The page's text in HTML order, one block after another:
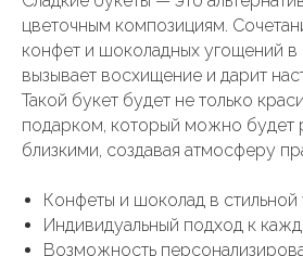
цветочным композициям.
конфет и шоколадных угощений в
вызывает восхищение и дарит
Такой букет будет не только
подарком, который можно будет
близкими, создавая атмосферу
Конфеты и шоколад в стильной
Индивидуальный подход к
Возможность